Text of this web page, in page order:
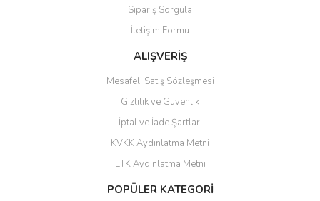
hızlı güvenli bir alışveriş oldu
Yalçın Kaya | 20/06/2026
ahmet yiğit | 29/04/2026
Aldığım ürün kapalı kutu teslim
edildi. Teşekkür ederim.
Sipariş Sorgula
İletişim Formu
ALIŞVERİŞ
Mesafeli Satış Sözleşmesi
Gizlilik ve Güvenlik
İptal ve İade Şartları
KVKK Aydınlatma Metni
ETK Aydınlatma Metni
POPÜLER KATEGORİ